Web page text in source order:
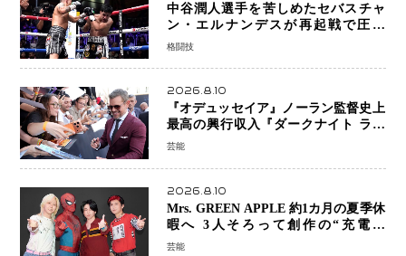
中谷潤人選手を苦しめたセバスチャ
ン・エルナンデスが再起戦で圧巻
KO 2回で相手を沈める…次戦は亀田
格闘技
2026.8.10
『オデュッセイア』ノーラン監督史上
最高の興行収入『ダークナイト ライ
ジング』超え、世界で11億ドル突破
芸能
2026.8.10
Mrs. GREEN APPLE 約1カ月の夏季休
暇へ 3人そろって創作の“充電期
間”「自分らしいインプットを」
芸能